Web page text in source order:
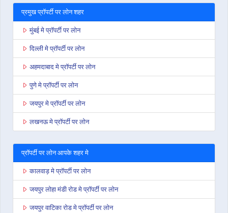
प्रमुख प्रॉपर्टी पर लोन शहर
मुंबई मे प्रॉपर्टी पर लोन
दिल्ली मे प्रॉपर्टी पर लोन
अहमदाबाद मे प्रॉपर्टी पर लोन
पुणे मे प्रॉपर्टी पर लोन
जयपुर मे प्रॉपर्टी पर लोन
लखनऊ मे प्रॉपर्टी पर लोन
प्रॉपर्टी पर लोन आपके शहर मे
कालवाड़ मे प्रॉपर्टी पर लोन
जयपुर लोहा मंडी रोड मे प्रॉपर्टी पर लोन
जयपुर वाटिका रोड मे प्रॉपर्टी पर लोन